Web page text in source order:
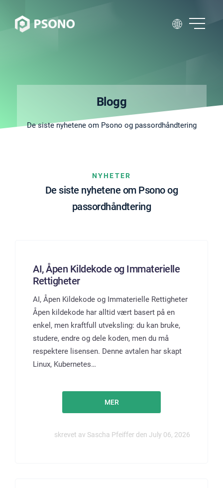
Blogg
De siste nyhetene om Psono og passordhåndtering
NYHETER
De siste nyhetene om Psono og
passordhåndtering
AI, Åpen Kildekode og Immaterielle
Rettigheter
AI, Åpen Kildekode og Immaterielle Rettigheter
Åpen kildekode har alltid vært basert på en
enkel, men kraftfull utveksling: du kan bruke,
studere, endre og dele koden, men du må
respektere lisensen. Denne avtalen har skapt
Linux, Kubernetes…
MER
skrevet av Sascha Pfeiffer den July 06, 2026